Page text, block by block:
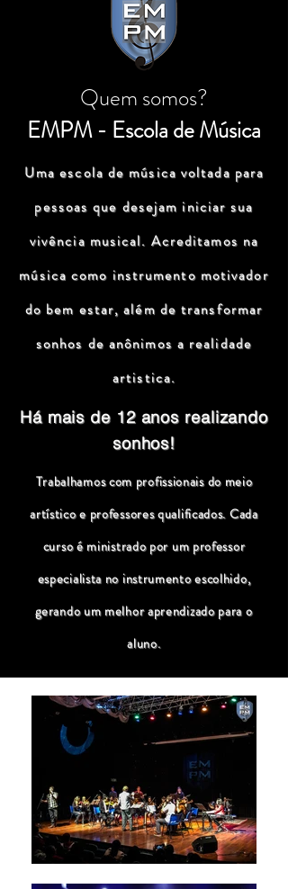
Quem somos?
EMPM - Escola de Música
Uma escola de música voltada para
pessoas que desejam iniciar sua
vivência musical. Acreditamos na
música como instrumento motivador
do bem estar, além de transformar
sonhos de anônimos a realidade
artistica.
Há mais de 12 anos realizando
sonhos!
Trabalhamos com profissionais do meio
artístico e professores qualificados. Cada
curso é ministrado por um professor
especialista no instrumento escolhido,
gerando um melhor aprendizado para o
aluno.